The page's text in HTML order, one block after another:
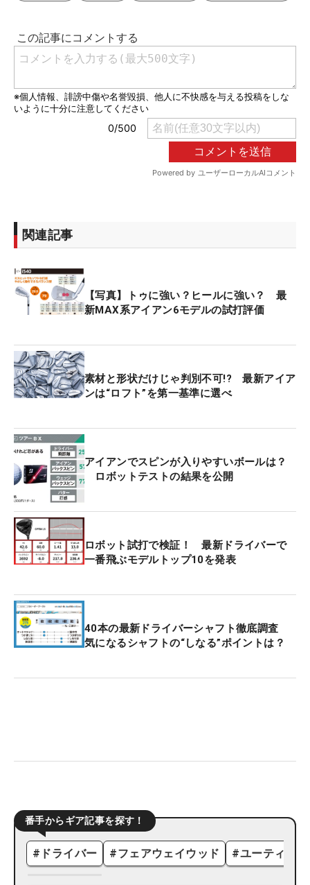
関連記事
【写真】トゥに強い？ヒールに強い？ 最
新MAX系アイアン6モデルの試打評価
素材と形状だけじゃ判別不可!? 最新アイア
ンは“ロフト”を第一基準に選べ
アイアンでスピンが入りやすいボールは？
ロボットテストの結果を公開
ロボット試打で検証！ 最新ドライバーで
一番飛ぶモデルトップ10を発表
40本の最新ドライバーシャフト徹底調査
気になるシャフトの“しなる”ポイントは？
番手からギア記事を探す！
# ドライバー #フェアウェイウッド #ユーティリ